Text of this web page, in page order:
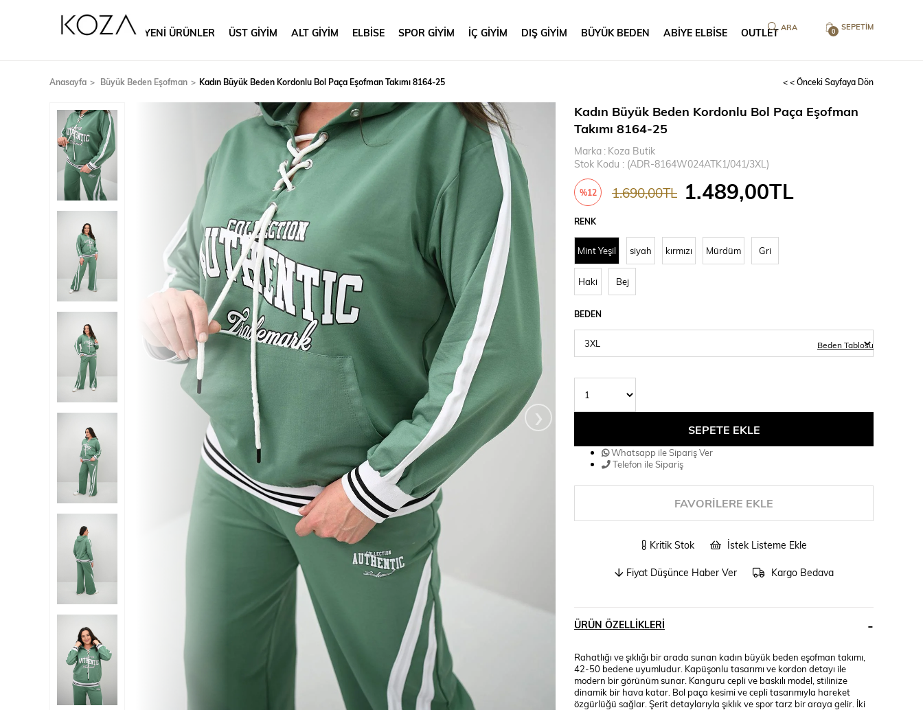
SEPETIM
0
YENİ ÜRÜNLER ÜST GİYİM ALT GİYİM ELBİSE SPOR GİYİM İÇ GİYİM DIŞ GİYİM BÜYÜK BEDEN ABİYE ELBİSE OUTLET
Anasayfa Büyük Beden Eşofman Kadın Büyük Beden Kordonlu Bol Paça Eşofman Takımı 8164-25 < < Önceki Sayfaya Dön
›
Kadın Büyük Beden Kordonlu Bol Paça Eşofman
Takımı 8164-25
Marka : Koza Butik
Stok Kodu
(ADR-8164W024ATK1/041/3XL)
%12
İndirim
1.690,00TL 1.489,00TL
RENK
Mint Yeşil siyah kırmızı Mürdüm Gri
Haki Bej
BEDEN
Beden Tablosu
Whatsapp ile Sipariş Ver
Telefon ile Sipariş
FAVORILERE EKLE
Kritik Stok İstek Listeme Ekle
Fiyat Düşünce Haber Ver Kargo Bedava
ÜRÜN ÖZELLIKLERI
Rahatlığı ve şıklığı bir arada sunan kadın büyük beden eşofman takımı,
42-50 bedene uyumludur. Kapüşonlu tasarımı ve kordon detayı ile
modern bir görünüm sunar. Kanguru cepli ve baskılı model, stilinize
dinamik bir hava katar. Bol paça kesimi ve cepli tasarımıyla hareket
özgürlüğü sağlar. Şerit detaylarıyla şıklık ve spor tarz bir araya gelir. İki